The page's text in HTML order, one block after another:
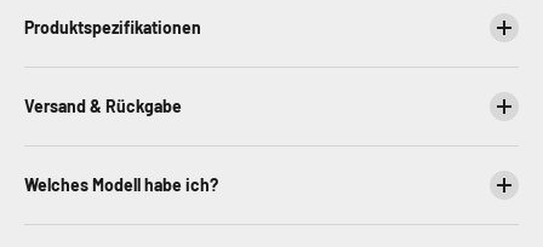
Produktspezifikationen
Versand & Rückgabe
Welches Modell habe ich?